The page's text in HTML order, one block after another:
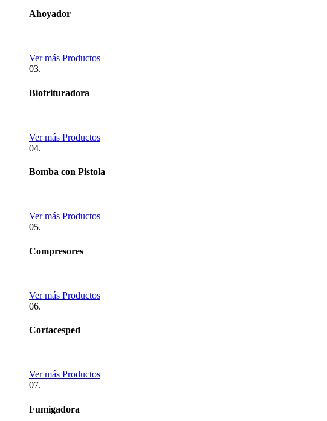
Ahoyador
Ver más Productos
03.
Biotrituradora
Ver más Productos
04.
Bomba con Pistola
Ver más Productos
05.
Compresores
Ver más Productos
06.
Cortacesped
Ver más Productos
07.
Fumigadora